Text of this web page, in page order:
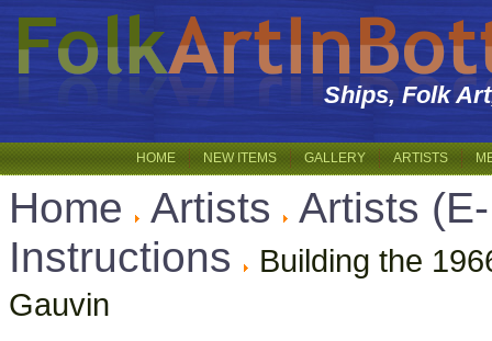
Ships, Folk
HOME NEW ITEMS GALLERY ARTISTS
Home Artists
Artists
Instructions
Building the
Gauvin